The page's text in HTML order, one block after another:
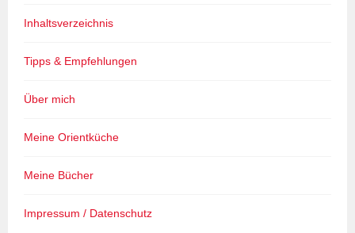
Inhaltsverzeichnis
Tipps & Empfehlungen
Über mich
Meine Orientküche
Meine Bücher
Impressum / Datenschutz